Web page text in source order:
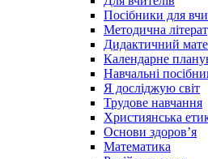
Посібники для
Методична
Дидактичний
Календарне
Навчальні
Я досліджую світ
Трудове навчання
Християнська
Основи здоров’я
Математика